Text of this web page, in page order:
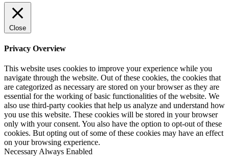
Close
Privacy Overview
This website uses cookies to improve your experience while you
navigate through the website. Out of these cookies, the cookies that
are categorized as necessary are stored on your browser as they are
essential for the working of basic functionalities of the website. We
also use third-party cookies that help us analyze and understand how
you use this website. These cookies will be stored in your browser
only with your consent. You also have the option to opt-out of these
cookies. But opting out of some of these cookies may have an effect
on your browsing experience.
Necessary Always Enabled